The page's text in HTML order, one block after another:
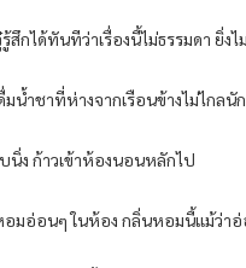
กได้ทันทีว่าเรื่องนี้ไม่ธรรมดา ยิ่ง
น้ำชาที่ห่างจากเรือนข้างไม่ไกลนัก
นิ่ง ก้าวเข้าห้องนอนหลักไป
มอ่อนๆ ในห้อง กลิ่นหอมนี้แม้ว่า